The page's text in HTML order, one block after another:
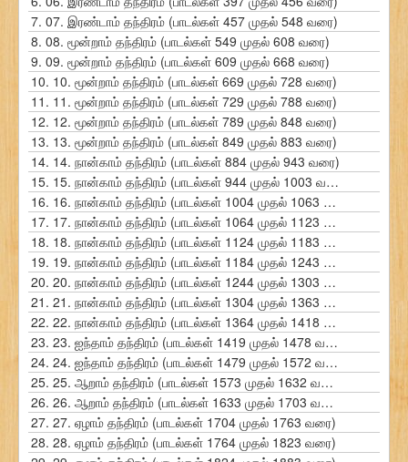
7. 07. இரண்டாம் தந்திரம் (பாடல்கள் 457 முதல் 548 வரை)
8. 08. மூன்றாம் தந்திரம் (பாடல்கள் 549 முதல் 608 வரை)
9. 09. மூன்றாம் தந்திரம் (பாடல்கள் 609 முதல் 668 வரை)
10. 10. மூன்றாம் தந்திரம் (பாடல்கள் 669 முதல் 728 வரை)
11. 11. மூன்றாம் தந்திரம் (பாடல்கள் 729 முதல் 788 வரை)
12. 12. மூன்றாம் தந்திரம் (பாடல்கள் 789 முதல் 848 வரை)
13. 13. மூன்றாம் தந்திரம் (பாடல்கள் 849 முதல் 883 வரை)
14. 14. நான்காம் தந்திரம் (பாடல்கள் 884 முதல் 943 வரை)
15. 15. நான்காம் தந்திரம் (பாடல்கள் 944 முதல் 1003 வரை)
16. 16. நான்காம் தந்திரம் (பாடல்கள் 1004 முதல் 1063 வரை)
17. 17. நான்காம் தந்திரம் (பாடல்கள் 1064 முதல் 1123 வரை)
18. 18. நான்காம் தந்திரம் (பாடல்கள் 1124 முதல் 1183 வரை)
19. 19. நான்காம் தந்திரம் (பாடல்கள் 1184 முதல் 1243 வரை)
20. 20. நான்காம் தந்திரம் (பாடல்கள் 1244 முதல் 1303 வரை)
21. 21. நான்காம் தந்திரம் (பாடல்கள் 1304 முதல் 1363 வரை)
22. 22. நான்காம் தந்திரம் (பாடல்கள் 1364 முதல் 1418 வரை)
23. 23. ஐந்தாம் தந்திரம் (பாடல்கள் 1419 முதல் 1478 வரை)
24. 24. ஐந்தாம் தந்திரம் (பாடல்கள் 1479 முதல் 1572 வரை)
25. 25. ஆறாம் தந்திரம் (பாடல்கள் 1573 முதல் 1632 வரை)
26. 26. ஆறாம் தந்திரம் (பாடல்கள் 1633 முதல் 1703 வரை)
27. 27. ஏழாம் தந்திரம் (பாடல்கள் 1704 முதல் 1763 வரை)
28. 28. ஏழாம் தந்திரம் (பாடல்கள் 1764 முதல் 1823 வரை)